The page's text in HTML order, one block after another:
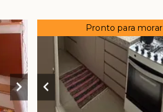
Pronto para morar